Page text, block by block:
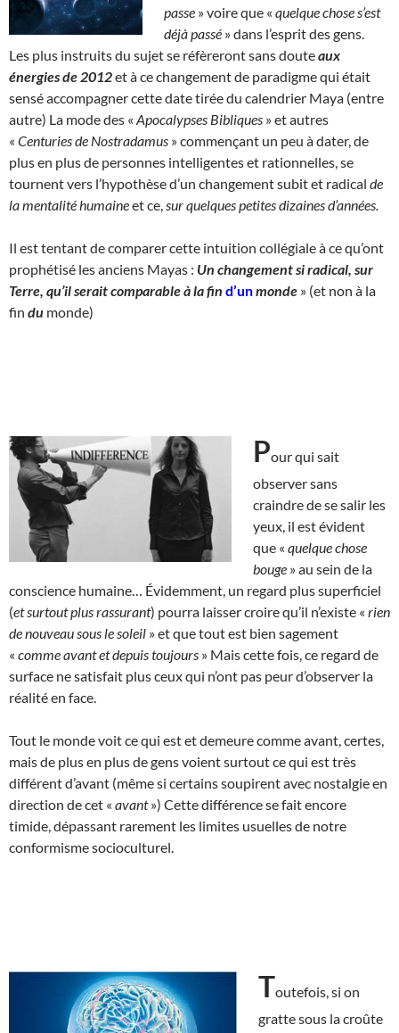
passe » voire que « quelque chose s’est
déjà passé » dans l’esprit des gens.
Les plus instruits du sujet se réfèreront sans douteaux
énergies de 2012et à ce changement de paradigme qui était
sensé accompagner cette date tirée du calendrier Maya (entre
autre) La mode des « Apocalypses Bibliques » et autres
« Centuries de Nostradamus » commençant un peu à dater, de
plus en plus de personnes intelligentes et rationnelles, se
tournent vers l’hypothèse d’un changement subit et radical de
la mentalité humaineet ce, sur quelques petites dizaines d’années.
Il est tentant de comparer cette intuition collégiale à ce qu’ont
prophétisé les anciens Mayas : Un changement si radical, sur
Terre, qu’il serait comparable à la fin d’unmonde » (et non à la
fin du monde)
Pour qui sait
observer sans
craindre de se salir les
yeux, il est évident
que « quelque chose
bouge » au sein de la
conscience humaine… Évidemment, un regard plus superficiel
(et surtout plus rassurant) pourra laisser croire qu’il n’existe « rien
de nouveau sous le soleil » et que tout est bien sagement
« comme avant et depuis toujours » Mais cette fois, ce regard de
surface ne satisfait plus ceux qui n’ont pas peur d’observer la
réalité en face.
Tout le monde voit ce qui est et demeure comme avant, certes,
mais de plus en plus de gens voient surtout ce qui est très
différent d’avant (même si certains soupirent avec nostalgie en
direction de cet « avant») Cette différence se fait encore
timide, dépassant rarement les limites usuelles de notre
conformisme socioculturel.
Toutefois, si on
gratte sous la croûte